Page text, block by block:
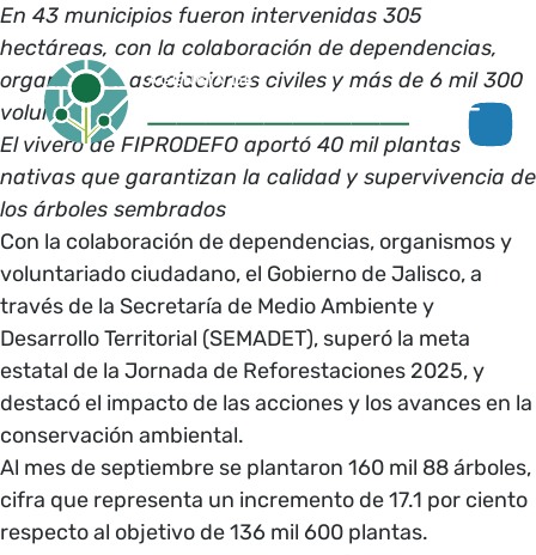
En 43 municipios fueron intervenidas 305
hectáreas, con la colaboración de dependencias,
organismos, asociaciones civiles y más de 6 mil 300
voluntarios
El vivero de FIPRODEFO aportó 40 mil plantas
nativas que garantizan la calidad y supervivencia de
los árboles sembrados
Con la colaboración de dependencias, organismos y
voluntariado ciudadano, el Gobierno de Jalisco, a
través de la Secretaría de Medio Ambiente y
Desarrollo Territorial (SEMADET), superó la meta
estatal de la Jornada de Reforestaciones 2025, y
destacó el impacto de las acciones y los avances en la
conservación ambiental.
Al mes de septiembre se plantaron 160 mil 88 árboles,
cifra que representa un incremento de 17.1 por ciento
respecto al objetivo de 136 mil 600 plantas.